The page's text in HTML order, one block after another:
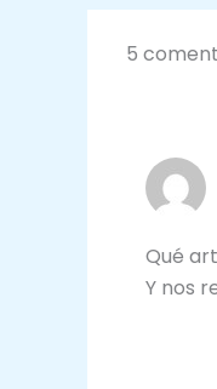
5
Qué
Y nos